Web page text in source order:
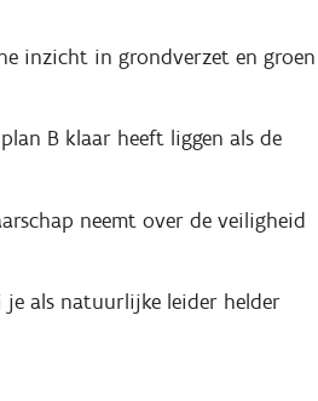
inzicht in grondverzet en groen
B klaar heeft liggen als de
neemt over de veiligheid
als natuurlijke leider helder